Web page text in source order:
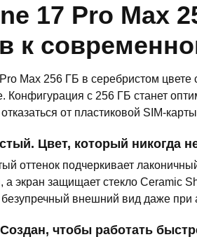
17 Pro Max
к
Max 256 ГБ в серебристом
Конфигурация с 256 ГБ станет
от пластиковой SIM-
Цвет, который никогда
оттенок подчеркивает
а экран защищает стекло Ceramic
безупречный внешний вид даже при
чтобы работать